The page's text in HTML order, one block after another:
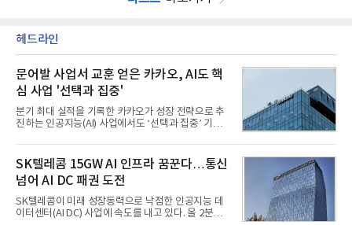
헤드라인
문어발 사업서 교훈 얻은 카카오, AI도 핵
심 사업 '선택과 집중'
분기 최대 실적을 기록한 카카오가 성장 전략으로 추
진하는 인공지능(AI) 사업에서도 ‘선택과 집중’ 기조
라 투자에 나서는 것과 달리, 카카오는 ‘카카오톡’이
라는 플랫폼 경쟁력을 활용한 AI 에이전트 서비스에
집중하는 전략이다. 과거 무리한 사업 확장 과정에서
겪었던 시행착오를 되풀이하지 않고 핵심 역량에 집
중하겠다는 취지로 풀이된다.7일 업계에 따르면 카카
오는 올해 2분기 연결 기준 매출 2조985억원, 영업이
익 2770억원을 기록했다. 전년 동기 대비 매출과 영업
SK텔레콤 15GW AI 인프라 꿈꾼다…통신
넘어 AI DC 패권 도전
SK텔레콤이 미래 성장동력으로 낙점한 인공지능 데
이터센터(AI DC) 사업에 속도를 내고 있다. 올 2분기